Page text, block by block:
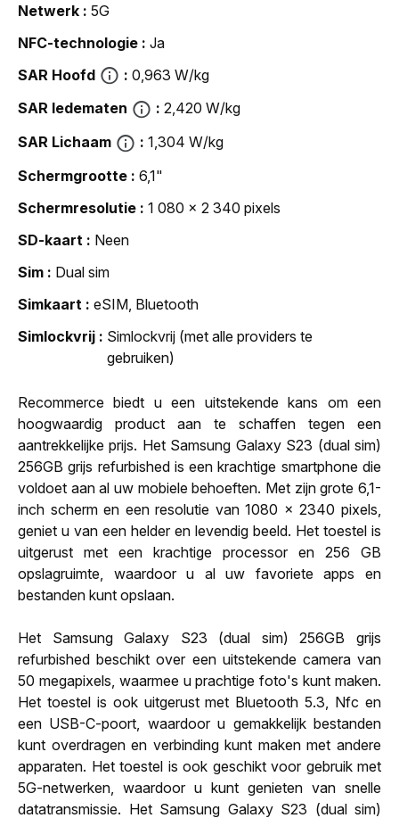
Netwerk
5G
NFC-technologie
Ja
SAR Hoofd
0,963 W/kg
SAR ledematen
2,420 W/kg
SAR Lichaam
1,304 W/kg
Schermgrootte
6,1"
Schermresolutie
1 080 x 2 340 pixels
SD-kaart
Neen
Sim
Dual sim
Simkaart
eSIM, Bluetooth
Simlockvrij
Simlockvrij (met alle providers te
gebruiken)
Recommerce biedt u een uitstekende kans om een
hoogwaardig product aan te schaffen tegen een
aantrekkelijke prijs. Het Samsung Galaxy S23 (dual sim)
256GB grijs refurbished is een krachtige smartphone die
voldoet aan al uw mobiele behoeften. Met zijn grote 6,1-
inch scherm en een resolutie van 1080 x 2340 pixels,
geniet u van een helder en levendig beeld. Het toestel is
uitgerust met een krachtige processor en 256 GB
opslagruimte, waardoor u al uw favoriete apps en
bestanden kunt opslaan.
Het Samsung Galaxy S23 (dual sim) 256GB grijs
refurbished beschikt over een uitstekende camera van
50 megapixels, waarmee u prachtige foto's kunt maken.
Het toestel is ook uitgerust met Bluetooth 5.3, Nfc en
een USB-C-poort, waardoor u gemakkelijk bestanden
kunt overdragen en verbinding kunt maken met andere
apparaten. Het toestel is ook geschikt voor gebruik met
5G-netwerken, waardoor u kunt genieten van snelle
datatransmissie. Het Samsung Galaxy S23 (dual sim)